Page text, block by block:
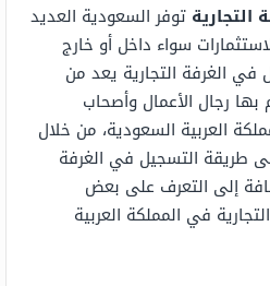
توفر السعودية العديد
سواء داخل أو خارج
في الغرفة التجارية يعد من
رجال الأعمال وأصحاب
العربية السعودية، من خلال
طريقة التسجيل في الغرفة
إلى التعرف على بعض
في المملكة العربية